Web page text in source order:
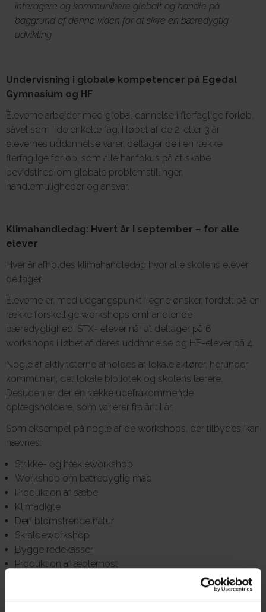
interagere og kommunikere globalt og handle på
baggrund af denne viden for at sikre en bæredygtig
udvikling.
Undervisning i globale kompetencer på Egedal
Gymnasium og HF
Eleverne arbejder med global dannelse i flerfaglige forløb,
såvel som i de enkelte fag. I løbet af de 2. eller 3 år
elevernes uddannelse varer, deltager de i en række
flerfaglige forløb, som alle har fokus på at skabe
bevidsthed om globale problemstillinger,
handlemuligheder og ansvar.
Klimahandledag: Hvert år i september – for alle
elever
Hver år afholdes klimahandledag hvor alle skolens elever
deltager.
Eleverne er, med udgangspunkt i egne ønsker, fordelt på en
række forskellige workshops omhandlende
bæredygtighed. STX- elever når at deltager på 6
workshops i løbet af deres uddannelse og HF-elever på 4.
Nogle af aktiviteterne afholdes af lokale aktører, herunder
kommunen, det lokale bibliotek og skolens lærere.
Desuden er der en række udefrakommende
oplægsholdere, som varierer fra år til år.
Som eksempel på nogle af de workshops, der tilbydes, kan
nævnes:
Strikke- og hækleworkshop
Workshop om bæredygtig mad
Produktion af sæbe
Klimadigte
Den blomstrende natur
Skraldeworkshop
Bygge redekasser
Produktion af æblemost
Med kommunen på tur: bæredygtige indsatser i Egedal